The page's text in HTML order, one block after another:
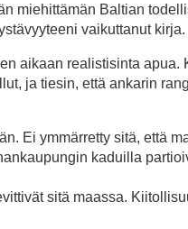
miehittämän Baltian
vaikuttanut kirja.
aikaan realistisinta apua.
ja tiesin, että ankarin
Ei ymmärretty sitä, että
kaduilla
sitä maassa.